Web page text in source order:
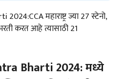
महाराष्ट्र ज्या 27 स्टेनो,
करत आहे त्यासाठी 21
Bharti 2024: मध्ये